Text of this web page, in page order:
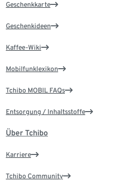
Geschenkkarte
Geschenkideen
Kaffee-Wiki
Mobilfunklexikon
Tchibo MOBIL FAQs
Entsorgung / Inhaltsstoffe
Über Tchibo
Karriere
Tchibo Community